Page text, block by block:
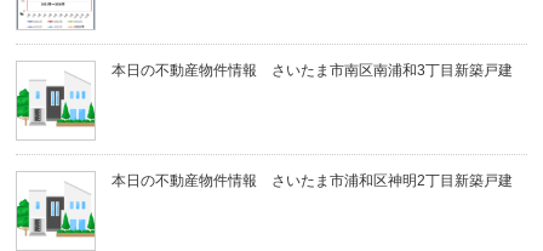
本日の不動産物件情報 さいたま市南区南浦和3丁目新築戸建
本日の不動産物件情報 さいたま市浦和区神明2丁目新築戸建